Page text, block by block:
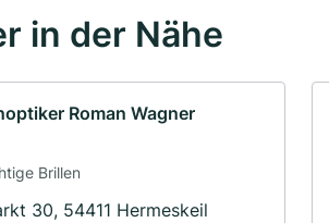
in der Nähe
Roman Wagner
Brillen
30, 54411 Hermeskeil